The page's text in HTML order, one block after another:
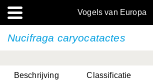
Vogels van Europa
Nucifraga caryocatactes
Beschrijving Classificatie